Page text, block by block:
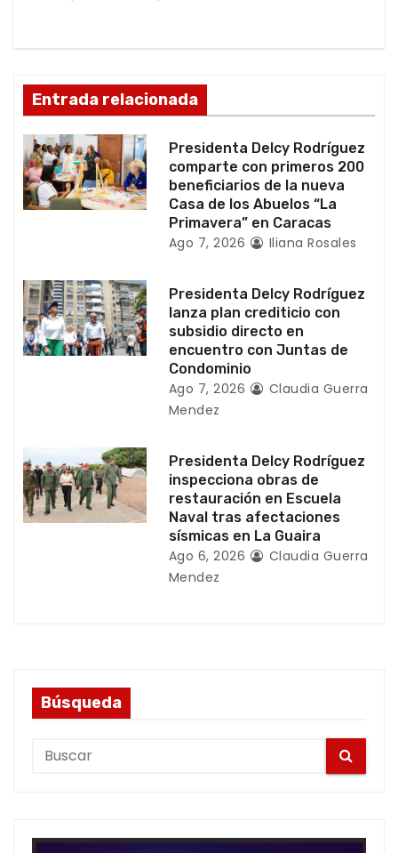
d
e
e
n
r
a
d
Entrada relacionada
Presidenta Delcy Rodríguez
comparte con primeros 200
beneficiarios de la nueva
Casa de los Abuelos “La
Primavera” en Caracas
Ago 7, 2026 Iliana Rosales
Presidenta Delcy Rodríguez
lanza plan crediticio con
subsidio directo en
encuentro con Juntas de
Condominio
Ago 7, 2026
Claudia Guerra
Mendez
Presidenta Delcy Rodríguez
inspecciona obras de
restauración en Escuela
Naval tras afectaciones
sísmicas en La Guaira
Ago 6, 2026
Claudia Guerra
Mendez
Búsqueda
c